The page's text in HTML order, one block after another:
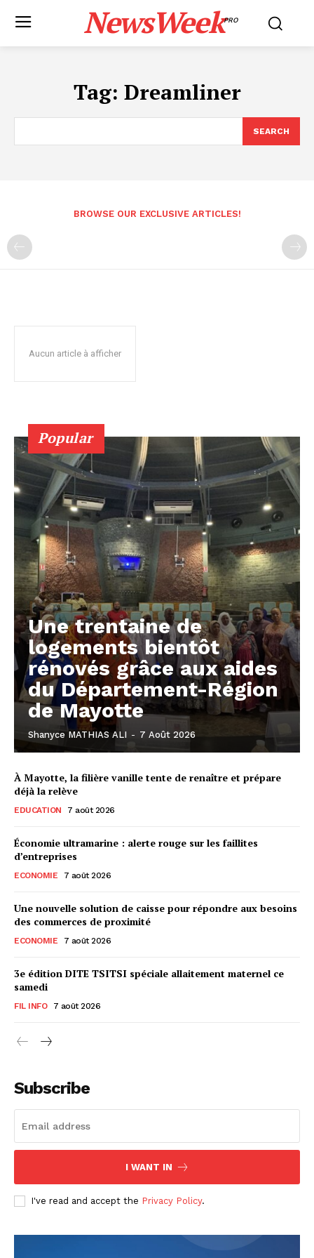
NewsWeekPRO
Tag: Dreamliner
SEARCH
BROWSE OUR EXCLUSIVE ARTICLES!
Aucun article à afficher
Popular
Une trentaine de
logements bientôt
rénovés grâce aux aides
du Département-Région
de Mayotte
Shanyce MATHIAS ALI - 7 Août 2026
À Mayotte, la filière vanille tente de renaître et prépare
déjà la relève
EDUCATION 7 août 2026
Économie ultramarine : alerte rouge sur les faillites
d’entreprises
ECONOMIE 7 août 2026
Une nouvelle solution de caisse pour répondre aux besoins
des commerces de proximité
ECONOMIE 7 août 2026
3e édition DITE TSITSI spéciale allaitement maternel ce
samedi
FIL INFO 7 août 2026
Subscribe
I WANT IN
I've read and accept the Privacy Policy.